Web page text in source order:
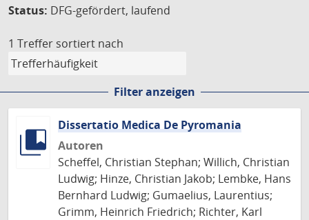
Status: DFG-gefördert, laufend
1 Treffer sortiert nach
Filter anzeigen
Dissertatio Medica De Pyromania
Autoren
Scheffel, Christian Stephan; Willich, Christian
Ludwig; Hinze, Christian Jakob; Lembke, Hans
Bernhard Ludwig; Gumaelius, Laurentius;
Grimm, Heinrich Friedrich; Richter, Karl